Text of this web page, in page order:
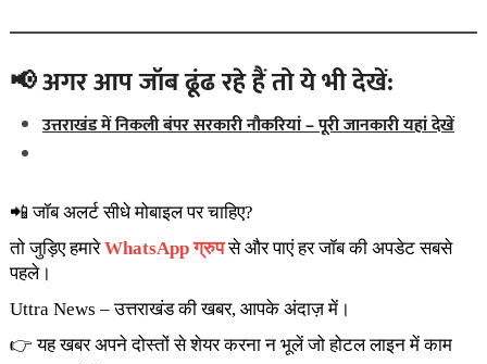
📢 अगर आप जॉब ढूंढ रहे हैं तो ये भी देखें:
उत्तराखंड में निकली बंपर सरकारी नौकरियां – पूरी जानकारी यहां देखें
📲 जॉब अलर्ट सीधे मोबाइल पर चाहिए?
तो जुड़िए हमारेWhatsApp ग्रुपसे और पाएं हर जॉब की अपडेट सबसे
पहले।
Uttra News – उत्तराखंड की खबर, आपके अंदाज़ में।
👉 यह खबर अपने दोस्तों से शेयर करना न भूलें जो होटल लाइन में काम